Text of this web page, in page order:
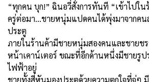
“ทุกคน บุก!” ฉินอวี่สั่งการทันที “เข้าไปใน
ครู่ต่อมา...ชายหนุ่มแปดคนได้พุ่งมาจากคน
ประตู
ภายในร้านค้ามีชายหนุ่มสองคนและชายช
หน้าเคาน์เตอร์ ขณะที่อีกด้านหนึ่งมีชายรูป
ไฟฟ้าอยู่
ชายทั้งสี่หันมองประตูด้วยความตกใจที่จู่ๆ